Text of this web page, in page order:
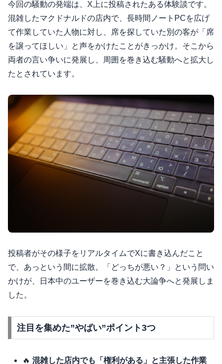
今回の騒動の発端は、X上に投稿されたある体験談です。
混雑したマクドナルドの店内で、長時間ノートPCを広げ
て作業していた人物に対し、席を探していた別の客が「席
を譲ってほしい」と声をかけたことがきっかけ。そこから
両者の言い争いに発展し、周囲を巻き込む騒動へと拡大し
たとされています。
投稿者がその様子をリアルタイムでXに書き込んだこと
で、あっという間に拡散。「どっちが悪い？」という問い
かけが、日本中のユーザーを巻き込む大論争へと発展しま
した。
注目を集めた”やばい”ポイント3つ
🔥混雑した店内でも「権利がある」と主張した作業